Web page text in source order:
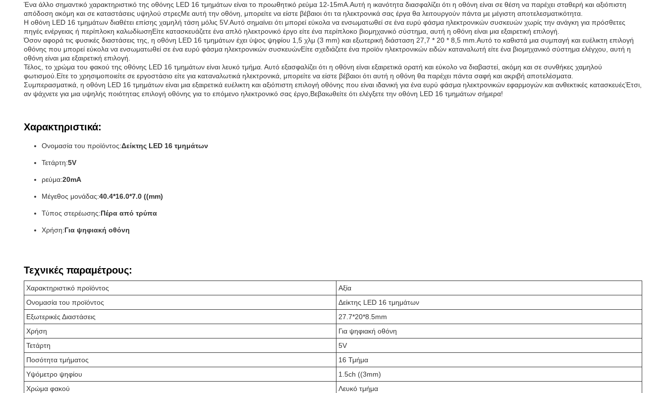
Ένα άλλο σημαντικό χαρακτηριστικό της οθόνης LED 16 τμημάτων είναι το προωθητικό ρεύμα 12-15mA.Αυτή η ικανότητα διασφαλίζει ότι η οθόνη είναι σε θέση να παρέχει σταθερή και αξιόπιστη
απόδοση ακόμη και σε καταστάσεις υψηλού στρεςΜε αυτή την οθόνη, μπορείτε να είστε βέβαιοι ότι τα ηλεκτρονικά σας έργα θα λειτουργούν πάντα με μέγιστη αποτελεσματικότητα.
Η οθόνη LED 16 τμημάτων διαθέτει επίσης χαμηλή τάση μόλις 5V.Αυτό σημαίνει ότι μπορεί εύκολα να ενσωματωθεί σε ένα ευρύ φάσμα ηλεκτρονικών συσκευών χωρίς την ανάγκη για πρόσθετες
πηγές ενέργειας ή περίπλοκη καλωδίωσηΕίτε κατασκευάζετε ένα απλό ηλεκτρονικό έργο είτε ένα περίπλοκο βιομηχανικό σύστημα, αυτή η οθόνη είναι μια εξαιρετική επιλογή.
Όσον αφορά τις φυσικές διαστάσεις της, η οθόνη LED 16 τμημάτων έχει ύψος ψηφίου 1,5 χλμ (3 mm) και εξωτερική διάσταση 27,7 * 20 * 8,5 mm.Αυτό το καθιστά μια συμπαγή και ευέλικτη επιλογή
οθόνης που μπορεί εύκολα να ενσωματωθεί σε ένα ευρύ φάσμα ηλεκτρονικών συσκευώνΕίτε σχεδιάζετε ένα προϊόν ηλεκτρονικών ειδών καταναλωτή είτε ένα βιομηχανικό σύστημα ελέγχου, αυτή η
οθόνη είναι μια εξαιρετική επιλογή.
Τέλος, το χρώμα του φακού της οθόνης LED 16 τμημάτων είναι λευκό τμήμα. Αυτό εξασφαλίζει ότι η οθόνη είναι εξαιρετικά ορατή και εύκολο να διαβαστεί, ακόμη και σε συνθήκες χαμηλού
φωτισμού.Είτε το χρησιμοποιείτε σε εργοστάσιο είτε για καταναλωτικά ηλεκτρονικά, μπορείτε να είστε βέβαιοι ότι αυτή η οθόνη θα παρέχει πάντα σαφή και ακριβή αποτελέσματα.
Συμπερασματικά, η οθόνη LED 16 τμημάτων είναι μια εξαιρετικά ευέλικτη και αξιόπιστη επιλογή οθόνης που είναι ιδανική για ένα ευρύ φάσμα ηλεκτρονικών εφαρμογών.και ανθεκτικές κατασκευέςΈτσι,
αν ψάχνετε για μια υψηλής ποιότητας επιλογή οθόνης για το επόμενο ηλεκτρονικό σας έργο,Βεβαιωθείτε ότι ελέγξετε την οθόνη LED 16 τμημάτων σήμερα!
Χαρακτηριστικά:
Ονομασία του προϊόντος:Δείκτης LED 16 τμημάτων
Τετάρτη:5V
ρεύμα:20mA
Μέγεθος μονάδας:40.4*16.0*7.0 ((mm)
Τύπος στερέωσης:Πέρα από τρύπα
Χρήση:Για ψηφιακή οθόνη
Τεχνικές παραμέτρους:
Χαρακτηριστικό προϊόντος
Αξία
Ονομασία του προϊόντος
Δείκτης LED 16 τμημάτων
Εξωτερικές Διαστάσεις
27.7*20*8.5mm
Χρήση
Για ψηφιακή οθόνη
Τετάρτη
5V
Ποσότητα τμήματος
16 Τμήμα
Υψόμετρο ψηφίου
1.5ch ((3mm)
Χρώμα φακού
Λευκό τμήμα